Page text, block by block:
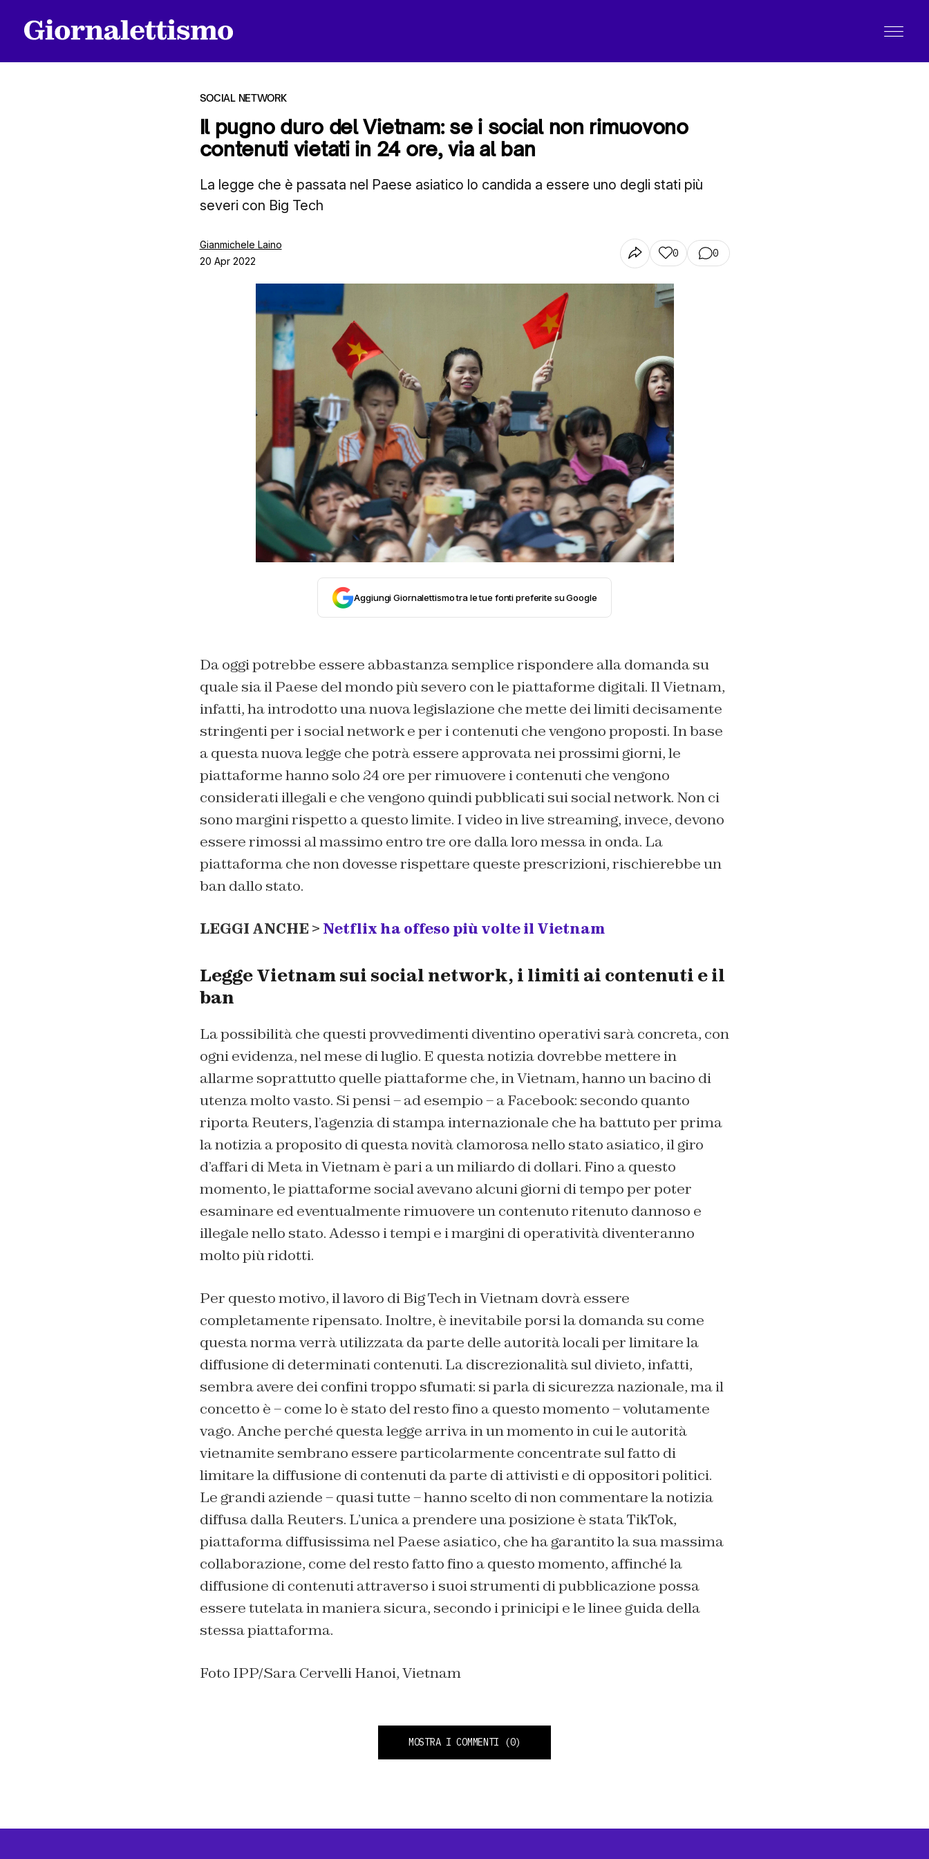
SOCIAL NETWORK
Il pugno duro del Vietnam: se i social non rimuovono
contenuti vietati in 24 ore, via al ban
La legge che è passata nel Paese asiatico lo candida a essere uno degli stati più
severi con Big Tech
Gianmichele Laino
20 Apr 2022
0 0
Aggiungi Giornalettismo tra le tue fonti preferite su Google
Da oggi potrebbe essere abbastanza semplice rispondere alla domanda su
quale sia il Paese del mondo più severo con le piattaforme digitali. Il Vietnam,
infatti, ha introdotto una nuova legislazione che mette dei limiti decisamente
stringenti per i social network e per i contenuti che vengono proposti. In base
a questa nuova legge che potrà essere approvata nei prossimi giorni, le
piattaforme hanno solo 24 ore per rimuovere i contenuti che vengono
considerati illegali e che vengono quindi pubblicati sui social network. Non ci
sono margini rispetto a questo limite. I video in live streaming, invece, devono
essere rimossi al massimo entro tre ore dalla loro messa in onda. La
piattaforma che non dovesse rispettare queste prescrizioni, rischierebbe un
ban dallo stato.
LEGGI ANCHE > Netflix ha offeso più volte il Vietnam
Legge Vietnam sui social network, i limiti ai contenuti e il
ban
La possibilità che questi provvedimenti diventino operativi sarà concreta, con
ogni evidenza, nel mese di luglio. E questa notizia dovrebbe mettere in
allarme soprattutto quelle piattaforme che, in Vietnam, hanno un bacino di
utenza molto vasto. Si pensi – ad esempio – a Facebook: secondo quanto
riporta Reuters, l’agenzia di stampa internazionale che ha battuto per prima
la notizia a proposito di questa novità clamorosa nello stato asiatico, il giro
d’affari di Meta in Vietnam è pari a un miliardo di dollari. Fino a questo
momento, le piattaforme social avevano alcuni giorni di tempo per poter
esaminare ed eventualmente rimuovere un contenuto ritenuto dannoso e
illegale nello stato. Adesso i tempi e i margini di operatività diventeranno
molto più ridotti.
Per questo motivo, il lavoro di Big Tech in Vietnam dovrà essere
completamente ripensato. Inoltre, è inevitabile porsi la domanda su come
questa norma verrà utilizzata da parte delle autorità locali per limitare la
diffusione di determinati contenuti. La discrezionalità sul divieto, infatti,
sembra avere dei confini troppo sfumati: si parla di sicurezza nazionale, ma il
concetto è – come lo è stato del resto fino a questo momento – volutamente
vago. Anche perché questa legge arriva in un momento in cui le autorità
vietnamite sembrano essere particolarmente concentrate sul fatto di
limitare la diffusione di contenuti da parte di attivisti e di oppositori politici.
Le grandi aziende – quasi tutte – hanno scelto di non commentare la notizia
diffusa dalla Reuters. L’unica a prendere una posizione è stata TikTok,
piattaforma diffusissima nel Paese asiatico, che ha garantito la sua massima
collaborazione, come del resto fatto fino a questo momento, affinché la
diffusione di contenuti attraverso i suoi strumenti di pubblicazione possa
essere tutelata in maniera sicura, secondo i prinicipi e le linee guida della
stessa piattaforma.
Foto IPP/Sara Cervelli Hanoi, Vietnam
MOSTRA I COMMENTI (0)